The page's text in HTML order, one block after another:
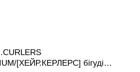
[ХЕЙР.КЕРЛЕРС] бігуді